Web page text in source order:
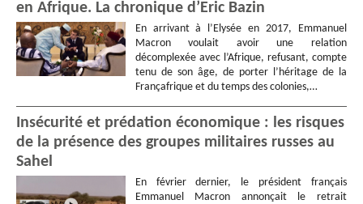
en Afrique. La chronique d’Eric Bazin
En arrivant à l’Elysée en 2017, Emmanuel
Macron voulait avoir une relation
décomplexée avec l’Afrique, refusant, compte
tenu de son âge, de porter l’héritage de la
Françafrique et du temps des colonies,…
Insécurité et prédation économique : les risques
de la présence des groupes militaires russes au
Sahel
En février dernier, le président français
Emmanuel Macron annonçait le retrait